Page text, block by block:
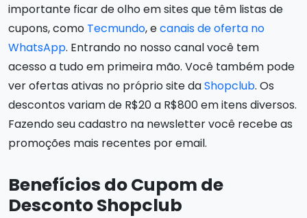
importante ficar de olho em sites que têm listas de
cupons, como Tecmundo, ecanais de oferta no
WhatsApp. Entrando no nosso canal você tem
acesso a tudo em primeira mão. Você também pode
ver ofertas ativas no próprio site daShopclub. Os
descontos variam de R$20 a R$800 em itens diversos.
Fazendo seu cadastro na newsletter você recebe as
promoções mais recentes por email.
Benefícios do Cupom de
Desconto Shopclub